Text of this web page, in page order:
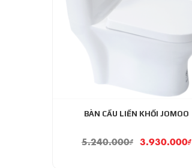
BÀN CẦU LIỀN KHỐI JOMOO
5.240.000₫ 3.930.000₫